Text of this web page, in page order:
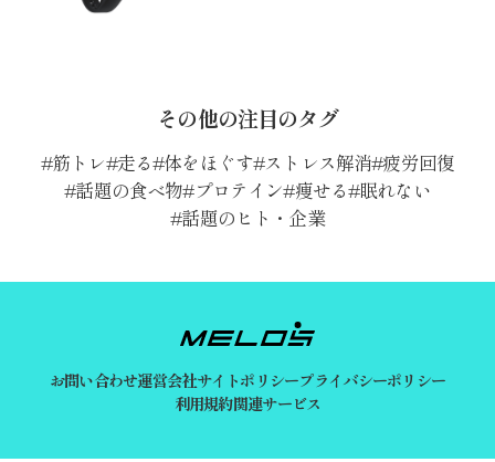
その他の注目のタグ
筋トレ 走る 体をほぐす ストレス解消 疲労回復
話題の食べ物 プロテイン 痩せる 眠れない
話題のヒト・企業
お問い合わせ運営会社サイトポリシープライバシーポリシー
利用規約関連サービス